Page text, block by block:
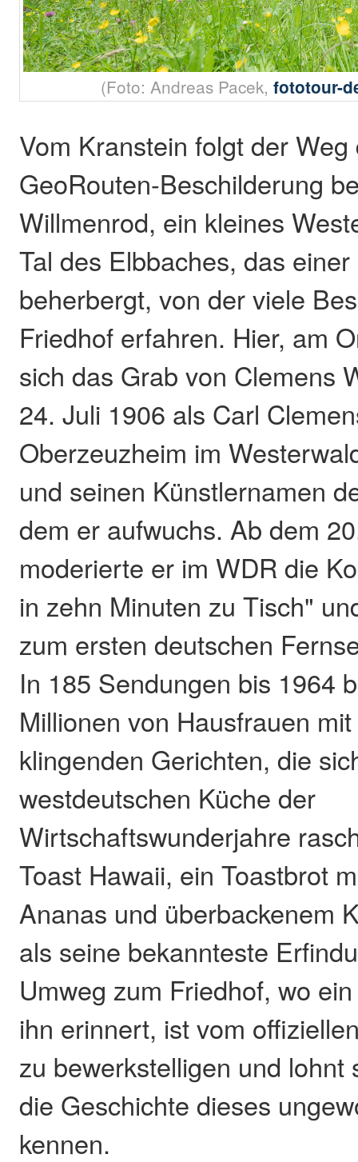
(Foto: Andreas Pacek,fototour-
Vom Kranstein folgt der
GeoRouten-Beschilderung
Willmenrod, ein kleines
Tal des Elbbaches, das
beherbergt, von der viele
Friedhof erfahren. Hier, am
sich das Grab von Clemens
24. Juli 1906 als Carl
Oberzeuzheim im
und seinen Künstlernamen
dem er aufwuchs. Ab dem
moderierte er im WDR die
in zehn Minuten zu Tisch"
zum ersten deutschen
In 185 Sendungen bis 1964
Millionen von Hausfrauen
klingenden Gerichten, die
westdeutschen Küche der
Wirtschaftswunderjahre
Toast Hawaii, ein Toastbrot
Ananas und überbackenem
als seine bekannteste
Umweg zum Friedhof, wo
ihn erinnert, ist vom
zu bewerkstelligen und lohnt
die Geschichte dieses
kennen.